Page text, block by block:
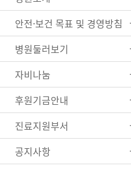
안전·보건 목표 및 경영방침
병원둘러보기
자비나눔
후원기금안내
진료지원부서
공지사항